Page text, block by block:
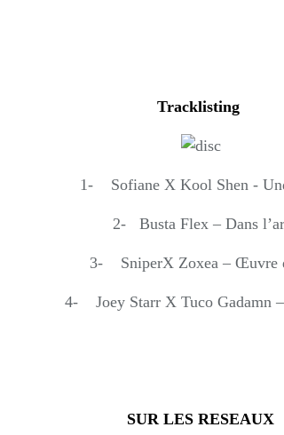
Tracklisting
1- Sofiane X Kool Shen -
2- Busta Flex – Dans
3- SniperX Zoxea – Œuvre
4- Joey Starr X Tuco Gadamn
SUR LES RESEAUX